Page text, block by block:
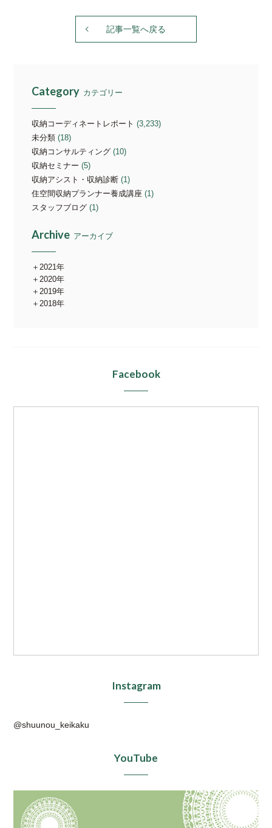
記事一覧へ戻る
Category カテゴリー
収納コーディネートレポート (3,233)
未分類 (18)
収納コンサルティング (10)
収納セミナー (5)
収納アシスト・収納診断 (1)
住空間収納プランナー養成講座 (1)
スタッフブログ (1)
Archive アーカイブ
2021年
2020年
2019年
2018年
Facebook
Instagram
@shuunou_keikaku
YouTube